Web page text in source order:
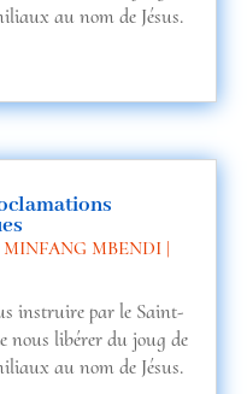
au nom de Jésus.
MINFANG MBENDI |
instruire par le Saint-
nous libérer du joug de
au nom de Jésus.